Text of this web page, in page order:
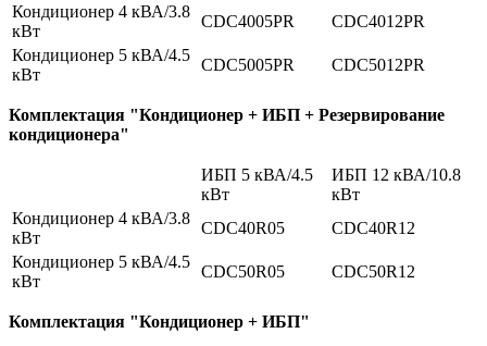
Кондиционер 4 кВА/3.8
кВт
CDC4005PR
CDC4012PR
Кондиционер 5 кВА/4.5
кВт
CDC5005PR CDC5012PR
Комплектация "Кондиционер + ИБП + Резервирование
кондиционера"
ИБП 5 кВА/4.5
кВт
ИБП 12 кВА/10.8
кВт
Кондиционер 4 кВА/3.8
кВт
CDC40R05
CDC40R12
Кондиционер 5 кВА/4.5
кВт
CDC50R05 CDC50R12
Комплектация "Кондиционер + ИБП"